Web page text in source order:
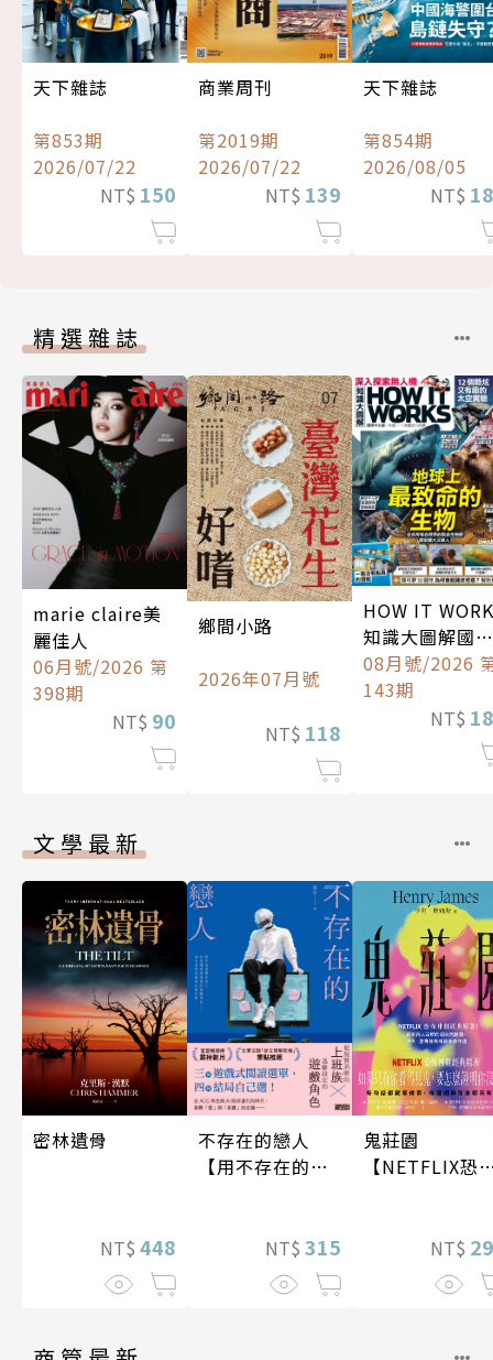
天下雜誌
第853期
2026/07/22
NT$ 150
商業周刊
第2019期
2026/07/22
NT$ 139
天下雜誌
第854期
2026/08/05
NT$
精選雜誌
marie claire美
麗佳人
06月號/2026 第
398期
NT$ 90
鄉間小路
2026年07月號
NT$ 118
HOW IT
知識大圖解國際
中文版
08月號/2026
143期
NT$
文學最新
密林遺骨
NT$ 448
不存在的戀人
【用不存在的
NT$ 315
鬼莊園
【NETFLIX恐
NT$